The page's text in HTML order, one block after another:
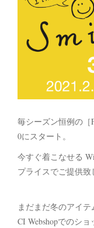
毎シーズン恒例の［
0にスタート。
今すぐ着こなせる
プライスでご提供致
まだまだ冬のアイ
CI Webshopでのシ